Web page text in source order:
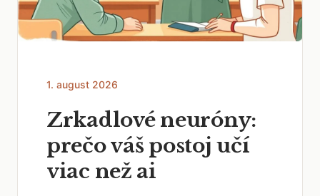
1. august 2026
Zrkadlové neuróny:
prečo váš postoj učí
viac než ai